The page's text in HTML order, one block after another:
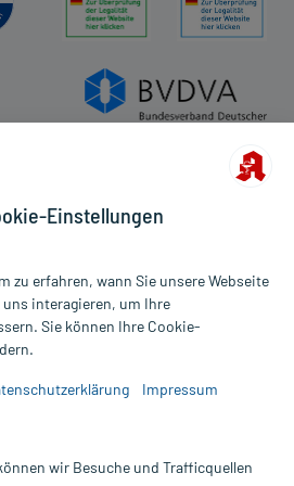
ggf. zzgl. Versandkosten
werden ausschließlich für
durch einen Arzt. Bitte
können. | Diese Webseite benutzt
bitte dazu die wichtigen Hinweise in
Einstellungen
zu erfahren, wann Sie unsere Webseite
interagieren, um Ihre
Sie können Ihre Cookie-
Impressum
wir Besuche und Trafficquellen